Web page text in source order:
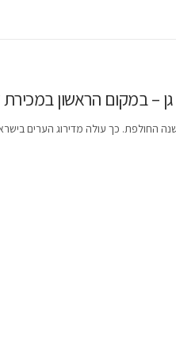
החולפת. כך עולה מדירוג הערים